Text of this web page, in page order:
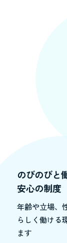
のびのびと
安心の制度
年齢や立場、
らしく働ける
ます